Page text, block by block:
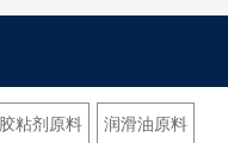
胶粘剂原料 润滑油原料